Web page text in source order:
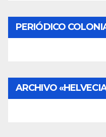
PERIÓDICO
ARCHIVO